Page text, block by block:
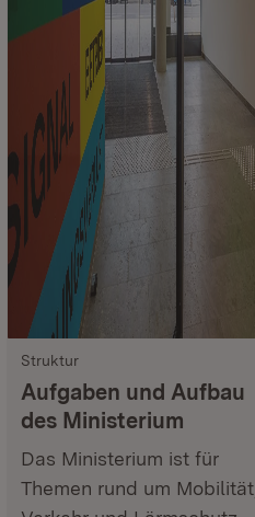
Struktur
Aufgaben und Aufbau
des Ministerium
Das Ministerium ist für
Themen rund um Mobilität,